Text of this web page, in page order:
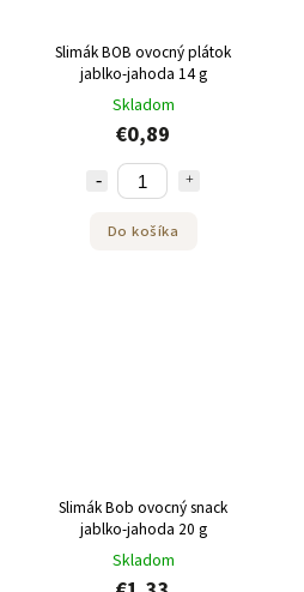
Slimák BOB ovocný plátok
jablko-jahoda 14 g
Skladom
€0,89
Do košíka
Slimák Bob ovocný snack
jablko-jahoda 20 g
Skladom